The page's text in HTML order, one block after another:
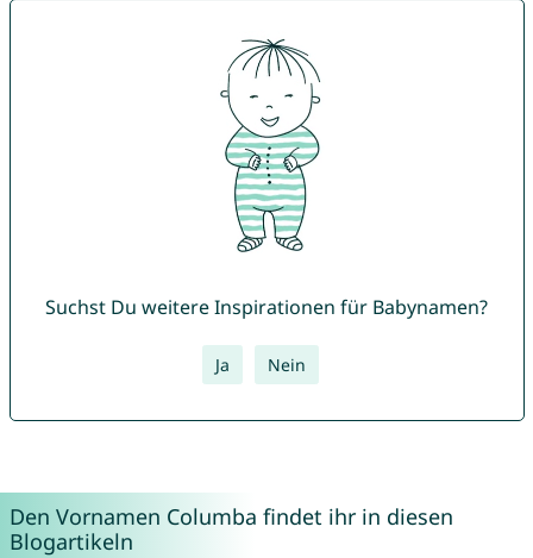
Suchst Du weitere Inspirationen für Babynamen?
Ja Nein
Den Vornamen Columba findet ihr in diesen
Blogartikeln